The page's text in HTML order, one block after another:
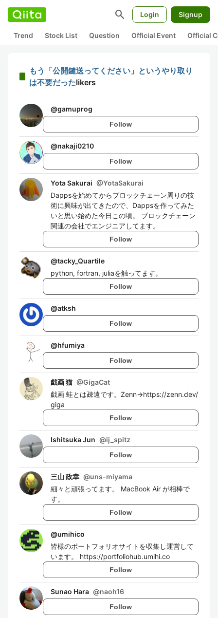
search Login Signup
Trend Stock List Question Official Event Official
もう「公開鍵送ってください」というやり取り
は不要だったlikers
@gamuprog
Follow
@nakaji0210
Follow
Yota Sakurai @YotaSakurai
Dappsを始めてからブロックチェーン周りの技
術に興味が出てきたので、Dappsを作ってみた
いと思い始めた今日この頃。 ブロックチェーン
関連の会社でエンジニアしてます。
Follow
@tacky_Quartile
python, fortran, juliaを触ってます。
Follow
@atksh
Follow
@hfumiya
Follow
戯画 猫 @GigaCat
戯画 蛙とは疎遠です。Zenn→https://zenn.dev/
giga
Follow
Ishitsuka Jun @ij_spitz
Follow
三山 政幸 @uns-miyama
細々と頑張ってます。 MacBook Air が相棒で
す。
Follow
@umihico
皆様のポートフォリオサイトを収集し運営して
います。 https://portfoliohub.umihi.co
Follow
Sunao Hara @naoh16
Follow